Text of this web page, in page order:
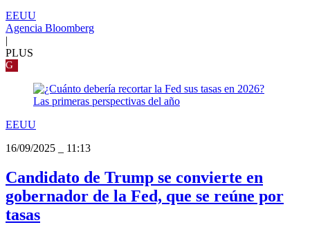
EEUU
Agencia Bloomberg
PLUS
G
EEUU
16/09/2025
11:13
Candidato de Trump se convierte en
gobernador de la Fed, que se reúne por
tasas